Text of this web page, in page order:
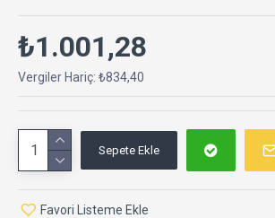
₺1.001,28
Vergiler Hariç: ₺834,40
Sepete Ekle
Favori Listeme Ekle